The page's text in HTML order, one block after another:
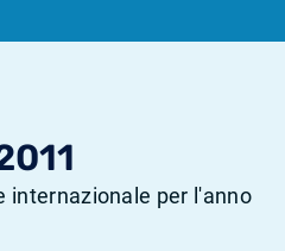
internazionale per l'anno